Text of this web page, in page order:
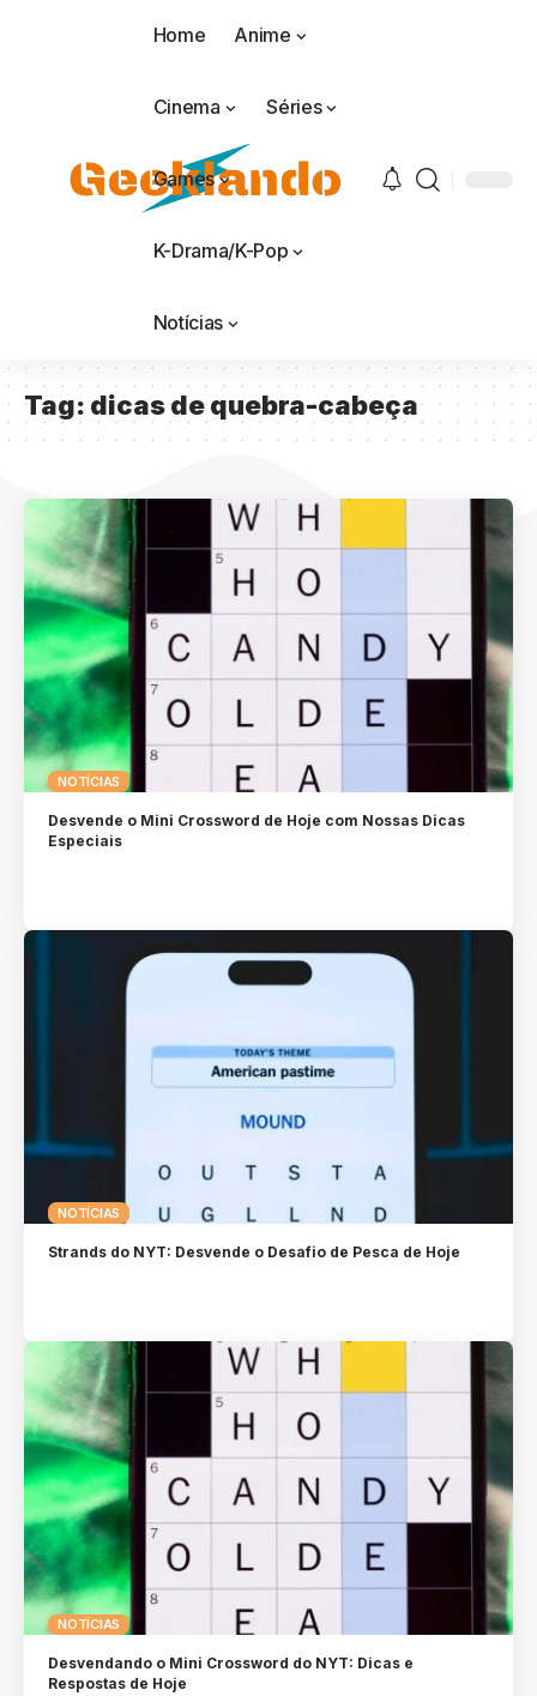
Home Anime
Cinema Séries
Games
K-Drama/K-Pop
Notícias
Tag: dicas de quebra-cabeça
NOTÍCIAS
Desvende o Mini Crossword de Hoje com Nossas Dicas
Especiais
NOTÍCIAS
Strands do NYT: Desvende o Desafio de Pesca de Hoje
NOTÍCIAS
Desvendando o Mini Crossword do NYT: Dicas e
Respostas de Hoje